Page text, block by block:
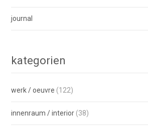
journal
kategorien
werk / oeuvre (122)
innenraum / interior (38)